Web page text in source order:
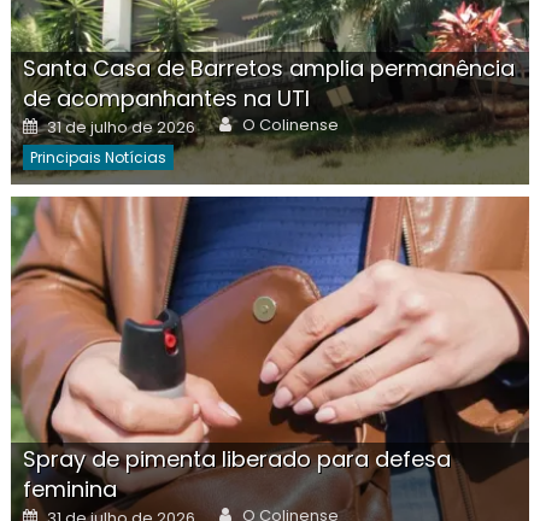
Santa Casa de Barretos amplia permanência
de acompanhantes na UTI
Posted
on
31 de julho de 2026 Author
O Colinense
Principais Notícias
Spray de pimenta liberado para defesa
feminina
Posted Author
O Colinense